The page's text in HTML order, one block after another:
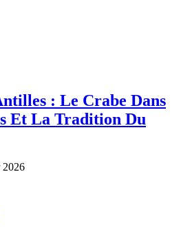
: Le Crabe Dans
Et La Tradition Du
2026